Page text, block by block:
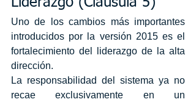
Uno de los cambios más importantes
introducidos por la versión 2015 es el
fortalecimiento del liderazgo de la alta
dirección.
La responsabilidad del sistema ya no
recae exclusivamente en un